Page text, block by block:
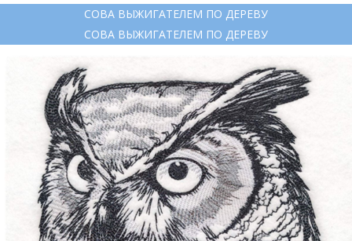
СОВА ВЫЖИГАТЕЛЕМ ПО ДЕРЕВУ
СОВА ВЫЖИГАТЕЛЕМ ПО ДЕРЕВУ